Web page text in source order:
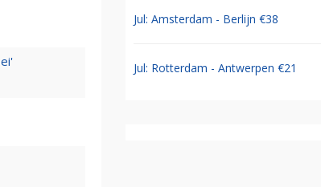
Jul: Amsterdam - Berlijn €38
Jul: Rotterdam - Antwerpen €21